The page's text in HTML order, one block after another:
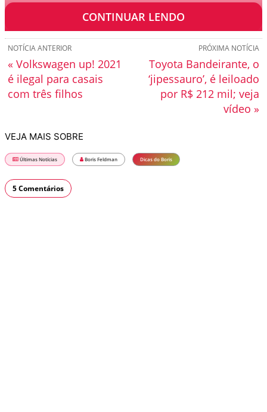
de Ouro’.
CONTINUAR LENDO
PRÓXIMA NOTÍCIA
Toyota Bandeirante, o
‘jipessauro’, é leiloado
por R$ 212 mil; veja
vídeo »
NOTÍCIA ANTERIOR
« Volkswagen up! 2021
é ilegal para casais
com três filhos
VEJA MAIS SOBRE
Últimas Notícias Boris Feldman Dicas do Boris
5 Comentários